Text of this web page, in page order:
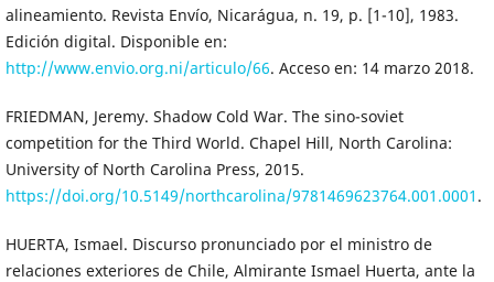
alineamiento. Revista Envío, Nicarágua, n. 19, p. [1-10], 1983.
Edición digital. Disponible en:
http://www.envio.org.ni/articulo/66. Acceso en: 14 marzo 2018.
FRIEDMAN, Jeremy. Shadow Cold War. The sino-soviet
competition for the Third World. Chapel Hill, North Carolina:
University of North Carolina Press, 2015.
https://doi.org/10.5149/northcarolina/9781469623764.001.0001 .
HUERTA, Ismael. Discurso pronunciado por el ministro de
relaciones exteriores de Chile, Almirante Ismael Huerta, ante la